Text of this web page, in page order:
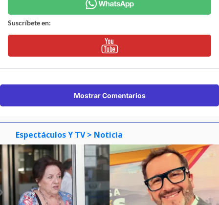
Suscríbete en:
Mostrar Comentarios
Espectáculos Y TV > Noticia